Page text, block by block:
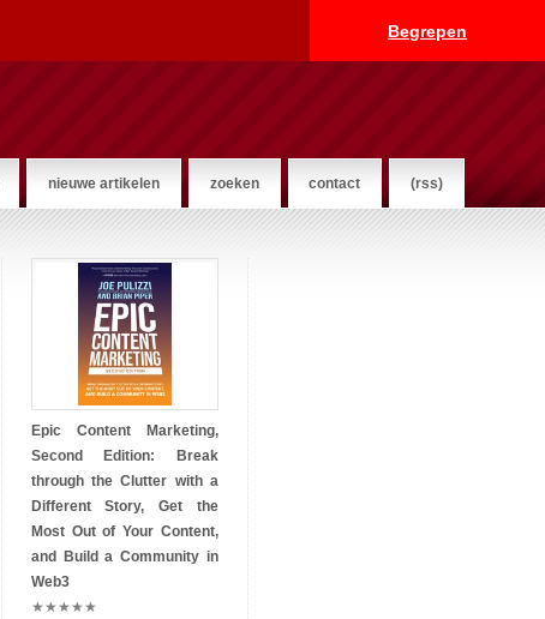
Begrepen
nieuwe artikelen zoeken contact (rss)
Epic Content Marketing,
Second Edition: Break
through the Clutter with a
Different Story, Get the
Most Out of Your Content,
and Build a Community in
Web3
★★★★★